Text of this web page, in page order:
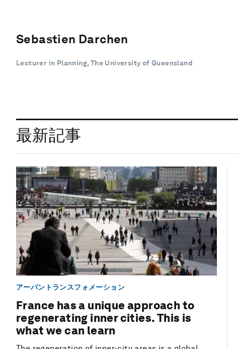
Sebastien Darchen
Lecturer in Planning, The University of Queensland
最新記事
アーバントランスフォメーション
France has a unique approach to
regenerating inner cities. This is
what we can learn